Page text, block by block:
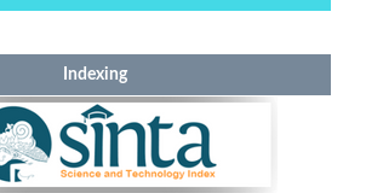
Indexing